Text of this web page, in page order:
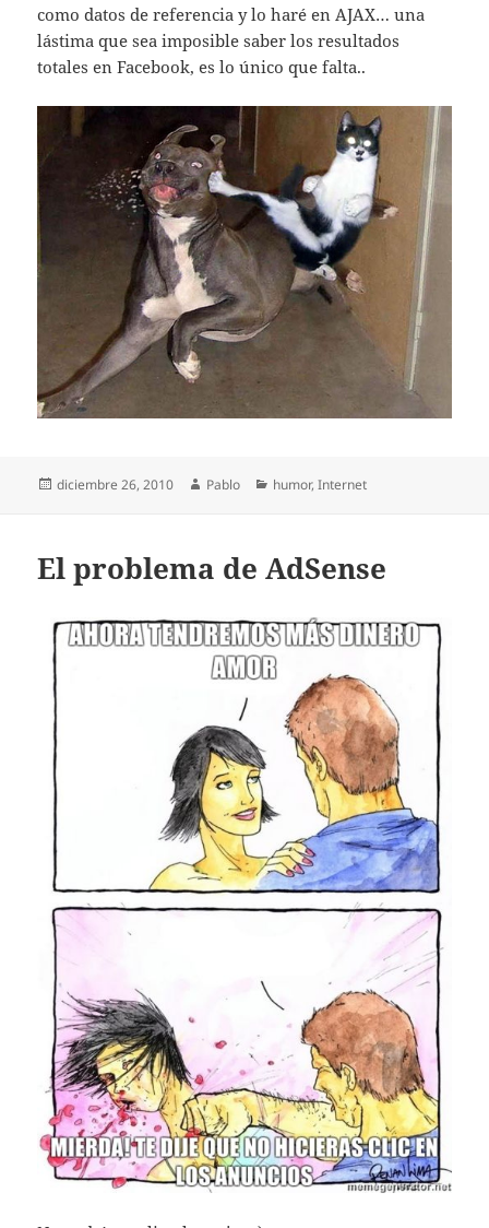
como datos de referencia y lo haré en AJAX… una
lástima que sea imposible saber los resultados
totales en Facebook, es lo único que falta..
Publicado
diciembre 26, 2010 Autor
Pablo Categorías
humor,Internet
El problema de AdSense